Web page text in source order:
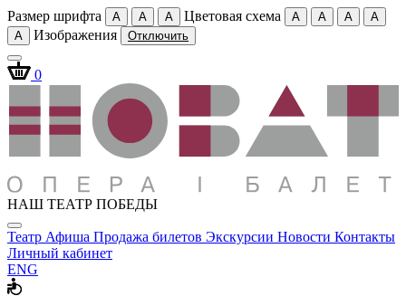
Размер шрифта A A A Цветовая схема A A A
A
A
Изображения Отключить
0
НАШ ТЕАТР ПОБЕДЫ
Театр Афиша Продажа билетов Экскурсии Новости Контакты
Личный кабинет
ENG